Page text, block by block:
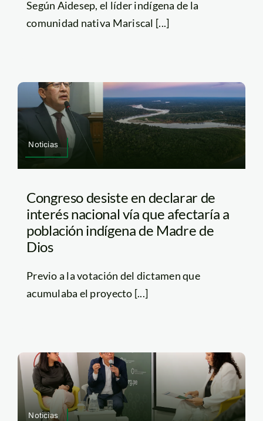
Según Aidesep, el líder indígena de la
comunidad nativa Mariscal [...]
Noticias
Congreso desiste en declarar de
interés nacional vía que afectaría a
población indígena de Madre de
Dios
Previo a la votación del dictamen que
acumulaba el proyecto [...]
Noticias